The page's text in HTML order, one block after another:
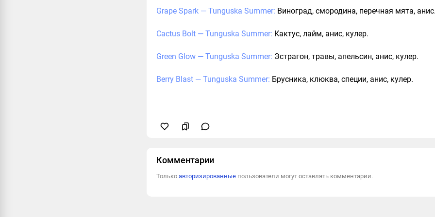
Grape Spark — Tunguska Summer: Виноград, смородина, перечная мята, анис.
Cactus Bolt — Tunguska Summer: Кактус, лайм, анис, кулер.
Green Glow — Tunguska Summer: Эстрагон, травы, апельсин, анис, кулер.
Berry Blast — Tunguska Summer: Брусника, клюква, специи, анис, кулер.
Комментарии
Только авторизированные пользователи могут оставлять комментарии.